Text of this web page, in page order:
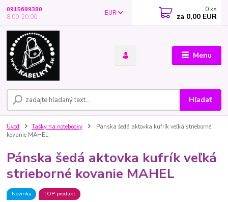
Menu
EUR
Hľadať
0915699380
8.00-20.00
0 ks
za 0,00 EUR
Úvod Tašky na notebooky
Pánska šedá aktovka kufrík veľká strieborné
kovanie MAHEL
Pánska šedá aktovka kufrík veľká
strieborné kovanie MAHEL
Novinka TOP produkt